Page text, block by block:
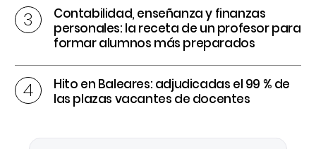
Contabilidad, enseñanza y finanzas
personales: la receta de un profesor para
formar alumnos más preparados
Hito en Baleares: adjudicadas el 99 % de
las plazas vacantes de docentes